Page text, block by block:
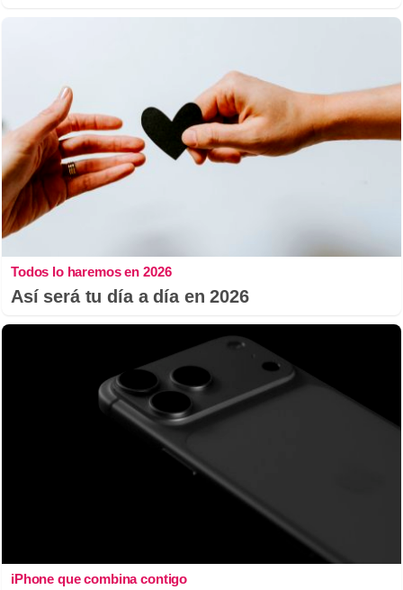
Todos lo haremos en 2026
Así será tu día a día en 2026
iPhone que combina contigo